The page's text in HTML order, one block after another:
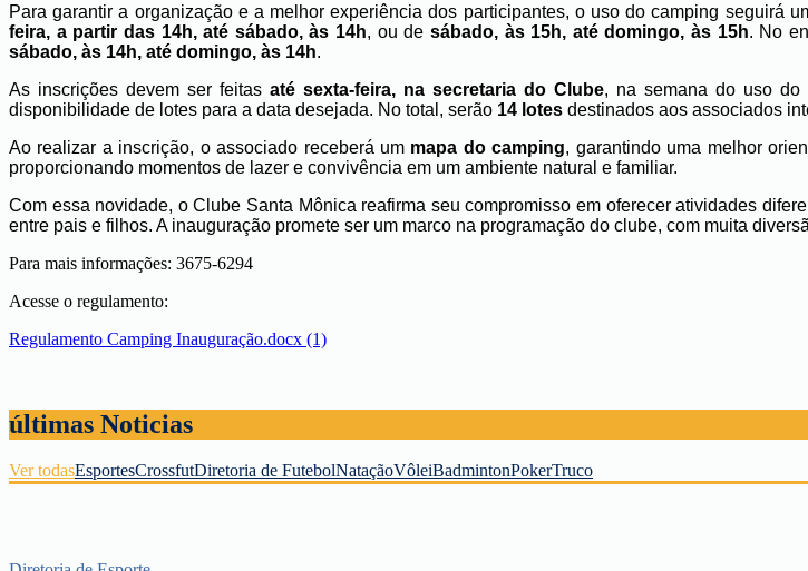
Para garantir a organização e a melhor experiência dos participantes, o uso do camping seguirá
feira, a partir das 14h, até sábado, às 14h, ou de sábado, às 15h, até domingo, às 15h. No
sábado, às 14h, até domingo, às 14h.
As inscrições devem ser feitas até sexta-feira, na secretaria do Clube, na semana do uso do
disponibilidade de lotes para a data desejada. No total, serão 14 lotes destinados aos associados
Ao realizar a inscrição, o associado receberá um mapa do camping, garantindo uma melhor
proporcionando momentos de lazer e convivência em um ambiente natural e familiar.
Com essa novidade, o Clube Santa Mônica reafirma seu compromisso em oferecer atividades
entre pais e filhos. A inauguração promete ser um marco na programação do clube, com muita
Para mais informações: 3675-6294
Acesse o regulamento:
Regulamento Camping Inauguração.docx (1)
últimas Noticias
Ver todasEsportesCrossfutDiretoria de FutebolNataçãoVôleiBadmintonPokerTruco